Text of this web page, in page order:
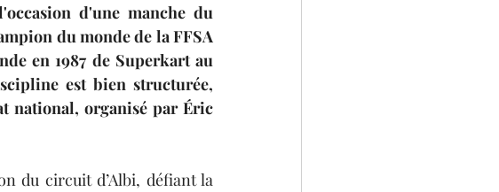
Superbike Bol d'Or Camions
Formula Series 2 tours d'horloge
d'une manche du
du monde de la FFSA
en 1987 de Superkart au
est bien structurée,
national, organisé par Éric
du circuit d’Albi, défiant la